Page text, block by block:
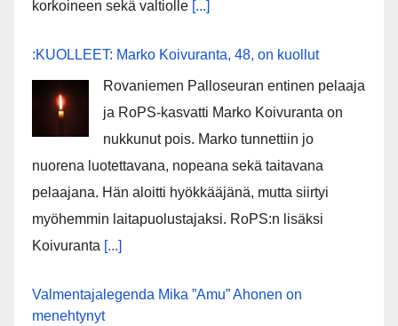
korkoineen sekä valtiolle [...]
:KUOLLEET: Marko Koivuranta, 48, on kuollut
Rovaniemen Palloseuran entinen pelaaja
ja RoPS-kasvatti Marko Koivuranta on
nukkunut pois. Marko tunnettiin jo
nuorena luotettavana, nopeana sekä taitavana
pelaajana. Hän aloitti hyökkääjänä, mutta siirtyi
myöhemmin laitapuolustajaksi. RoPS:n lisäksi
Koivuranta [...]
Valmentajalegenda Mika ”Amu” Ahonen on
menehtynyt